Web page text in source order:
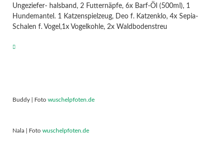
Ungeziefer- halsband, 2 Futternäpfe, 6x Barf-Öl (500ml), 1
Hundemantel. 1 Katzenspielzeug, Deo f. Katzenklo, 4x Sepia-
Schalen f. Vogel,1x Vogelkohle, 2x Waldbodenstreu
Buddy | Foto wuschelpfoten.de
Nala | Foto wuschelpfoten.de